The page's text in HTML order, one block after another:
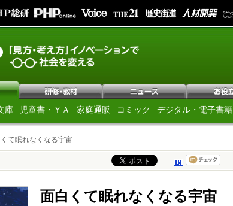
庫 児童書・ＹＡ 家庭通販 コミック デジタル・電子書籍
て眠れなくなる宇宙
面白くて眠れなくなる宇宙